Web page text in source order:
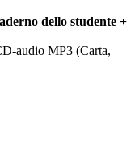
dello studente +
audio MP3 (Carta,